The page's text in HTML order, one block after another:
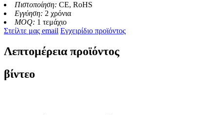
Πιστοποίηση: CE, RoHS
Εγγύηση: 2 χρόνια
MOQ: 1 τεμάχιο
Στείλτε μας email Εγχειρίδιο προϊόντος
Λεπτομέρεια προϊόντος
βίντεο